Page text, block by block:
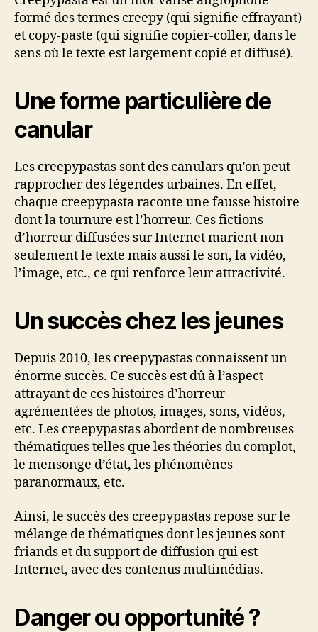
formé des termes creepy (qui signifie effrayant)
et copy-paste (qui signifie copier-coller, dans le
sens où le texte est largement copié et diffusé).
Une forme particulière de
canular
Les creepypastas sont des canulars qu’on peut
rapprocher des légendes urbaines. En effet,
chaque creepypasta raconte une fausse histoire
dont la tournure est l’horreur. Ces fictions
d’horreur diffusées sur Internet marient non
seulement le texte mais aussi le son, la vidéo,
l’image, etc., ce qui renforce leur attractivité.
Un succès chez les jeunes
Depuis 2010, les creepypastas connaissent un
énorme succès. Ce succès est dû à l’aspect
attrayant de ces histoires d’horreur
agrémentées de photos, images, sons, vidéos,
etc. Les creepypastas abordent de nombreuses
thématiques telles que les théories du complot,
le mensonge d’état, les phénomènes
paranormaux, etc.
Ainsi, le succès des creepypastas repose sur le
mélange de thématiques dont les jeunes sont
friands et du support de diffusion qui est
Internet, avec des contenus multimédias.
Danger ou opportunité ?